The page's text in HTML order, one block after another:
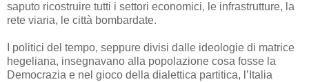
saputo ricostruire tutti i settori economici, le infrastrutture, la
rete viaria, le città bombardate.
I politici del tempo, seppure divisi dalle ideologie di matrice
hegeliana, insegnavano alla popolazione cosa fosse la
Democrazia e nel gioco della dialettica partitica, l’Italia